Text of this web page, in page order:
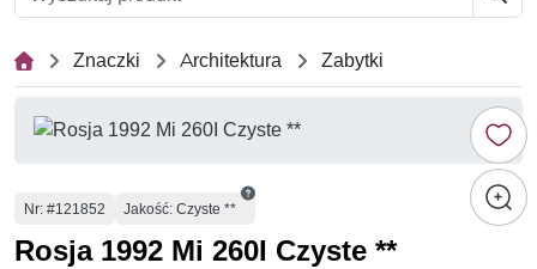
Znaczki Architektura Zabytki
Numer
Nr: #121852 Jakość: Czyste **
Rosja 1992 Mi 260I Czyste **